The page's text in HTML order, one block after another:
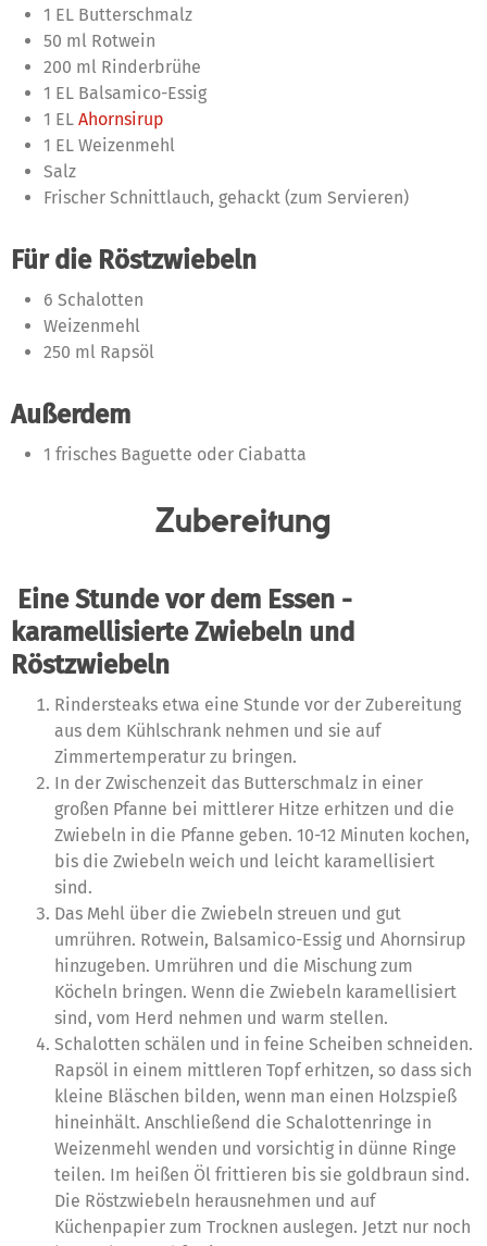
1 EL Butterschmalz
50 ml Rotwein
200 ml Rinderbrühe
1 EL Balsamico-Essig
1 EL Ahornsirup
1 EL Weizenmehl
Salz
Frischer Schnittlauch, gehackt (zum Servieren)
Für die Röstzwiebeln
6 Schalotten
Weizenmehl
250 ml Rapsöl
Außerdem
1 frisches Baguette oder Ciabatta
Zubereitung
Eine Stunde vor dem Essen -
karamellisierte Zwiebeln und
Röstzwiebeln
Rindersteaks etwa eine Stunde vor der Zubereitung
aus dem Kühlschrank nehmen und sie auf
Zimmertemperatur zu bringen.
In der Zwischenzeit das Butterschmalz in einer
großen Pfanne bei mittlerer Hitze erhitzen und die
Zwiebeln in die Pfanne geben. 10-12 Minuten kochen,
bis die Zwiebeln weich und leicht karamellisiert
sind.
Das Mehl über die Zwiebeln streuen und gut
umrühren. Rotwein, Balsamico-Essig und Ahornsirup
hinzugeben. Umrühren und die Mischung zum
Köcheln bringen. Wenn die Zwiebeln karamellisiert
sind, vom Herd nehmen und warm stellen.
Schalotten schälen und in feine Scheiben schneiden.
Rapsöl in einem mittleren Topf erhitzen, so dass sich
kleine Bläschen bilden, wenn man einen Holzspieß
hineinhält. Anschließend die Schalottenringe in
Weizenmehl wenden und vorsichtig in dünne Ringe
teilen. Im heißen Öl frittieren bis sie goldbraun sind.
Die Röstzwiebeln herausnehmen und auf
Küchenpapier zum Trocknen auslegen. Jetzt nur noch